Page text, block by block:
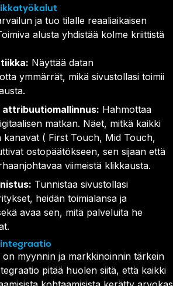
ja tuo tilalle reaaliaikaisen
alusta yhdistää kolme kriittistä
Näyttää datan
ymmärrät, mikä sivustollasi toimii
attribuutiomallinnus: Hahmottaa
matkan. Näet, mitkä kaikki
kanavat ( First Touch, Mid Touch,
ostopäätökseen, sen sijaan että
viimeistä klikkausta.
Tunnistaa sivustollasi
heidän toimialansa ja
avaa sen, mitä palveluita he
on myynnin ja markkinoinnin tärkein
pitää huolen siitä, että kaikki